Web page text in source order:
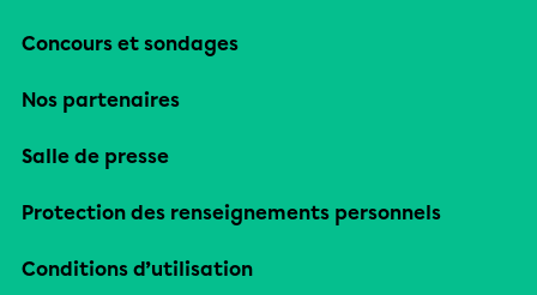
Concours et sondages
Nos partenaires
Salle de presse
Protection des renseignements personnels
Conditions d’utilisation